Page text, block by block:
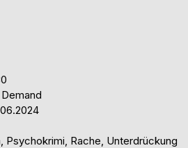
Psychokrimi, Rache, Unterdrückung